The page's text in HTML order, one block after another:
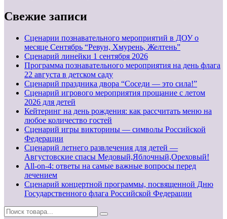
Свежие записи
Сценарии познавательного мероприятий в ДОУ о
месяце Сентябрь “Ревун, Хмурень, Желтень”
Cценарий линейки 1 сентября 2026
Программа познавательного мероприятия на день флага
22 августа в детском саду
Сценарий праздника двора “Соседи — это сила!”
Сценарий игрового мероприятия прощание с летом
2026 для детей
Кейтеринг на день рождения: как рассчитать меню на
любое количество гостей
Сценарий игры викторины — символы Российской
Федерации
Сценарий летнего развлечения для детей —
Августовские спасы Медовый,Яблочный,Ореховый!
All-on-4: ответы на самые важные вопросы перед
лечением
Сценарий концертной программы, посвященной Дню
Государственного флага Российской Федерации